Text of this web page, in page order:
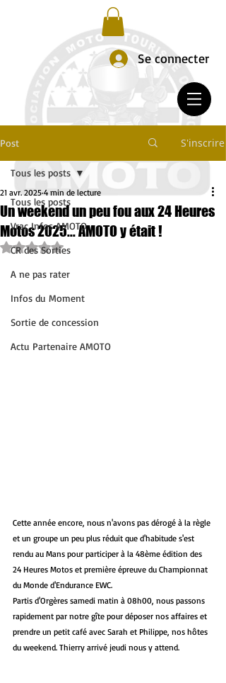
Se connecter
Post S'inscrire
Tous les posts
Vrac Infos AMOTO
CR des Sorties
A ne pas rater
Infos du Moment
Sortie de concession
Actu Partenaire AMOTO
Tous les posts
Un weekend un peu fou aux 24 Heures
Motos 2025... AMOTO y était !
21 avr. 2025 4 min de lecture
Noté NaN étoiles sur 5.
Cette année encore, nous n'avons pas dérogé à la règle
et un groupe un peu plus réduit que d'habitude s'est
rendu au Mans pour participer à la 48ème édition des
24 Heures Motos et première épreuve du Championnat
du Monde d'Endurance EWC.
Partis d'Orgères samedi matin à 08h00, nous passons
rapidement par notre gîte pour déposer nos affaires et
prendre un petit café avec Sarah et Philippe, nos hôtes
du weekend. Thierry arrivé jeudi nous y attend.